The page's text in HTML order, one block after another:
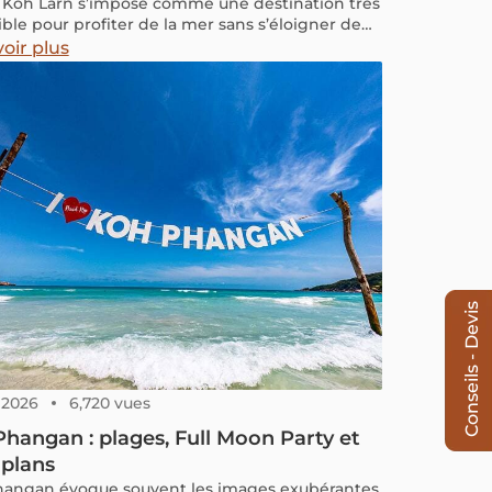
pour profiter de la mer sans s’éloigner de
Connue pour ses plages claires, son air
ses activités nautiques, elle attire autant pour
rapide que pour une courte pause au
plages, activités, budget, hébergement et
concrets de voyageur.
plus
6,720 vues
: plages, Full Moon Party et
Conseils - Devis